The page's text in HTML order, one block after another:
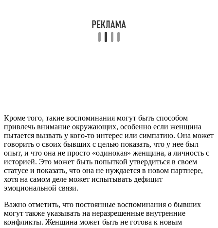
Кроме того, такие воспоминания могут быть способом
привлечь внимание окружающих, особенно если женщина
пытается вызвать у кого-то интерес или симпатию. Она может
говорить о своих бывших с целью показать, что у нее был
опыт, и что она не просто «одинокая» женщина, а личность с
историей. Это может быть попыткой утвердиться в своем
статусе и показать, что она не нуждается в новом партнере,
хотя на самом деле может испытывать дефицит
эмоциональной связи.
Важно отметить, что постоянные воспоминания о бывших
могут также указывать на неразрешенные внутренние
конфликты. Женщина может быть не готова к новым